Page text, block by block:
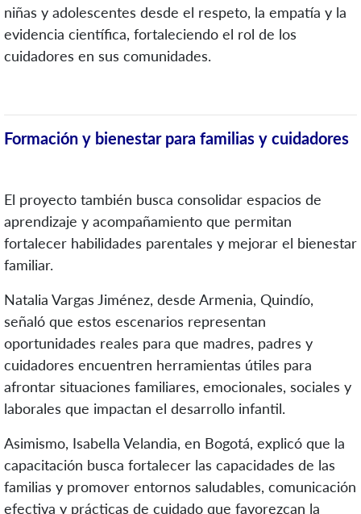
niñas y adolescentes desde el respeto, la empatía y la
evidencia científica, fortaleciendo el rol de los
cuidadores en sus comunidades.
Formación y bienestar para familias y cuidadores
El proyecto también busca consolidar espacios de
aprendizaje y acompañamiento que permitan
fortalecer habilidades parentales y mejorar el bienestar
familiar.
Natalia Vargas Jiménez, desde Armenia, Quindío,
señaló que estos escenarios representan
oportunidades reales para que madres, padres y
cuidadores encuentren herramientas útiles para
afrontar situaciones familiares, emocionales, sociales y
laborales que impactan el desarrollo infantil.
Asimismo, Isabella Velandia, en Bogotá, explicó que la
capacitación busca fortalecer las capacidades de las
familias y promover entornos saludables, comunicación
efectiva y prácticas de cuidado que favorezcan la